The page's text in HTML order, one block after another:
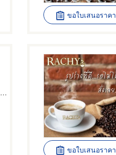
ขอใบเสนอราคา
ขอใบเสนอราคา